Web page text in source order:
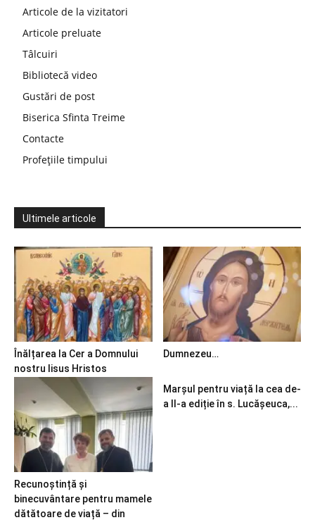
Articole de la vizitatori
Articole preluate
Tâlcuiri
Bibliotecă video
Gustări de post
Biserica Sfinta Treime
Contacte
Profețiile timpului
Ultimele articole
Înălțarea la Cer a Domnului
nostru Iisus Hristos
Dumnezeu…
Recunoștință și
binecuvântare pentru mamele
dătătoare de viață – din
Marșul pentru viață la cea de-
a II-a ediție în s. Lucășeuca,...